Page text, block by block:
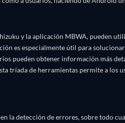
y la aplicación MBWA, pueden
es especialmente útil para
pueden obtener información más
tríada de herramientas permite a los
la detección de errores, sobre todo